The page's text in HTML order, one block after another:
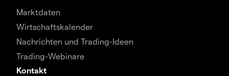
Marktdaten
Wirtschaftskalender
Nachrichten und Trading-Ideen
Trading-Webinare
Kontakt